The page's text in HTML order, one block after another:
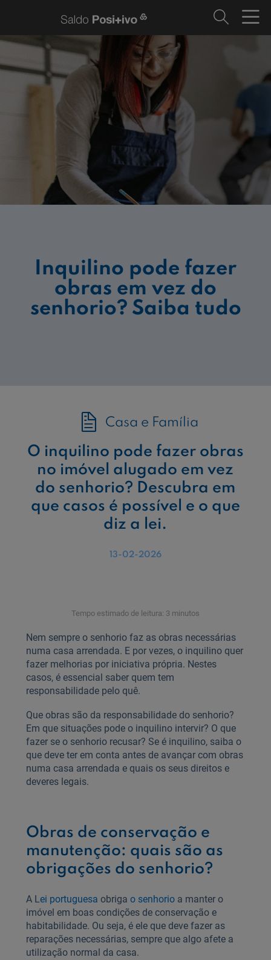
Inquilino pode fazer
obras em vez do
senhorio? Saiba tudo
Casa e Família
O inquilino pode fazer obras
no imóvel alugado em vez
do senhorio? Descubra em
que casos é possível e o que
diz a lei.
13-02-2026
Tempo estimado de leitura: 3 minutos
Nem sempre o senhorio faz as obras necessárias
numa casa arrendada. E por vezes, o inquilino quer
fazer melhorias por iniciativa própria. Nestes
casos, é essencial saber quem tem
responsabilidade pelo quê.
Que obras são da responsabilidade do senhorio?
Em que situações pode o inquilino intervir? O que
fazer se o senhorio recusar? Se é inquilino, saiba o
que deve ter em conta antes de avançar com obras
numa casa arrendada e quais os seus direitos e
deveres legais.
Obras de conservação e
manutenção: quais são as
obrigações do senhorio?
A Lei portuguesa obriga o senhorioa manter o
imóvel em boas condições de conservação e
habitabilidade. Ou seja, é ele que deve fazer as
reparações necessárias, sempre que algo afete a
utilização normal da casa.